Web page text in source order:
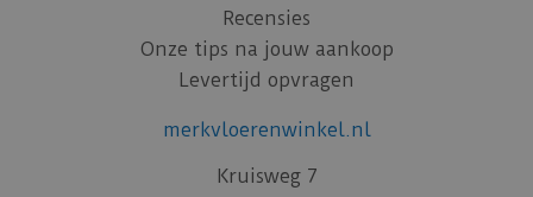
Recensies
Onze tips na jouw aankoop
Levertijd opvragen
merkvloerenwinkel.nl
Kruisweg 7